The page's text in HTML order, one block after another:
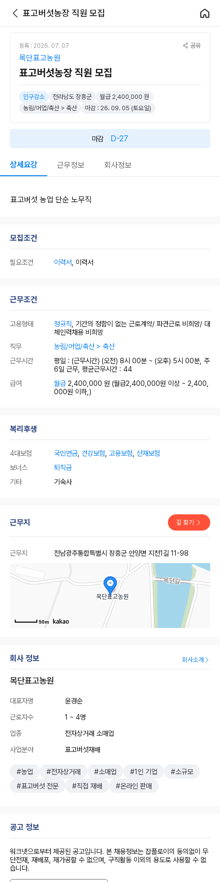
표고버섯농장 직원 모집
등록 : 2026. 07. 07 공유
목단표고농원
표고버섯농장 직원 모집
인구감소 전라남도 장흥군
월급 2,400,000 원
농림/어업/축산 > 축산
마감 : 26. 09. 05 (토요일)
마감 D-27
상세요강 근무정보 회사정보
표고버섯 농업 단순 노무직
모집조건
필요조건 이력서 , 이력서
근무조건
고용형태 정규직 , 기간의 정함이 없는 근로계약/ 파견근로 비희망/ 대
체인력채용 비희망
직무
농림/어업/축산 > 축산
근무시간
평일 : (근무시간) (오전) 8시 00분 ~ (오후) 5시 00분, 주
6일 근무, 평균근무시간 : 44
급여
월급 2,400,000 원 (월급2,400,000원 이상 ~ 2,400,
000원 이하,)
복리후생
4대보험 국민연금 건강보험 고용보험 산재보험
보너스
퇴직금
기타
기숙사
근무지 길 찾기
근무지 전남광주통합특별시 장흥군 안양면 지천1길 11-98
50m
회사 정보 회사소개
목단표고농원
대표자명
윤경순
근로자수
1 ~ 4명
업종
전자상거래 소매업
사업분야
표고버섯재배
#농업 #전자상거래 #소매업 #1인 기업
#소규모
#표고버섯 전문
#직접 재배 #온라인 판매
공고 정보
워크넷으로부터 제공된 공고입니다. 본 채용정보는 잡플로이의 동의없이 무
단전재, 재배포, 재가공할 수 없으며, 구직활동 이외의 용도로 사용할 수 없
습니다.